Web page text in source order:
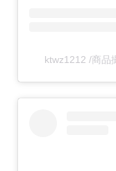
ktwz1212 /商品